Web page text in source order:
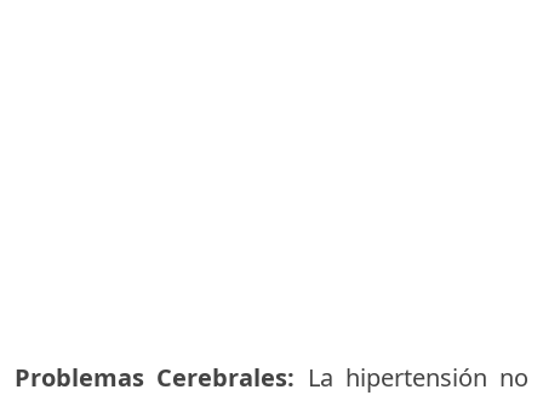
Problemas Cerebrales: La hipertensión no